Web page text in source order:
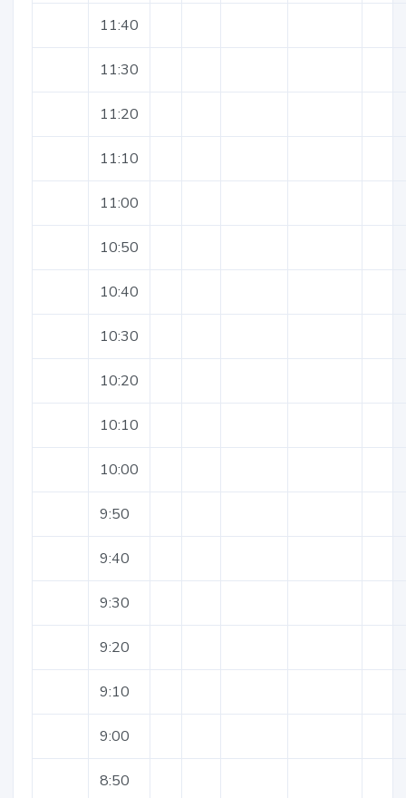
11:40
11:30
11:20
11:10
11:00
10:50
10:40
10:30
10:20
10:10
10:00
9:50
9:40
9:30
9:20
9:10
9:00
8:50